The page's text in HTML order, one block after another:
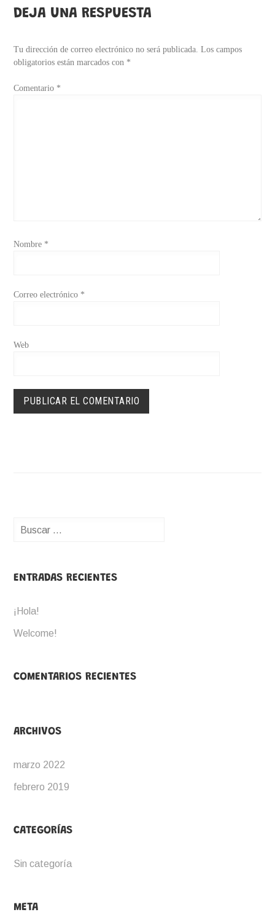
ENTRADAS
DEJA UNA RESPUESTA
Tu dirección de correo electrónico no será publicada. Los campos
obligatorios están marcados con *
Comentario *
Nombre *
Correo electrónico *
Web
Buscar:
ENTRADAS RECIENTES
¡Hola!
Welcome!
COMENTARIOS RECIENTES
ARCHIVOS
marzo 2022
febrero 2019
CATEGORÍAS
Sin categoría
META